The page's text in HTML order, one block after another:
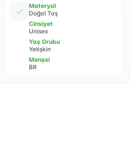
Materyal
Doğal Taş
Cinsiyet
Unisex
Yaş Grubu
Yetişkin
Menşei
BR